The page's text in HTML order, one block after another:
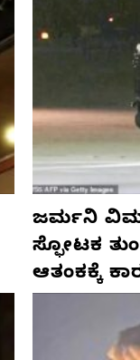
ಜರ್ಮನಿ
ಸ್ಫೋಟಕ
ಆತಂಕಕ್ಕೆ